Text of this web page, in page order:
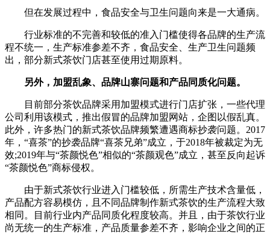
但在发展过程中，食品安全与卫生问题向来是一大通病。
行业标准的不完善和较低的准入门槛使得各品牌的生产流
程不统一，生产标准参差不齐，食品安全、生产卫生问题频
出，部分新式茶饮门店甚至使用过期原料。
另外，加盟乱象、品牌山寨问题和产品同质化问题。
目前部分茶饮品牌采用加盟模式进行门店扩张，一些代理
公司利用该模式，推出假冒的品牌加盟网站，企图以假乱真。
此外，许多热门的新式茶饮品牌频繁遭遇商标抄袭问题。2017
年，“喜茶”的抄袭品牌“喜茶兄弟”成立，于2018年被裁定为无
效;2019年与“茶颜悦色”相似的“茶颜观色”成立，甚至反向起诉
“茶颜悦色”商标侵权。
由于新式茶饮行业进入门槛较低，所需生产技术含量低，
产品配方容易模仿，且不同品牌制作新式茶饮的生产流程大致
相同。目前行业内产品同质化程度较高。并且，由于茶饮行业
尚无统一的生产标准，产品质量参差不齐，影响企业之间的正